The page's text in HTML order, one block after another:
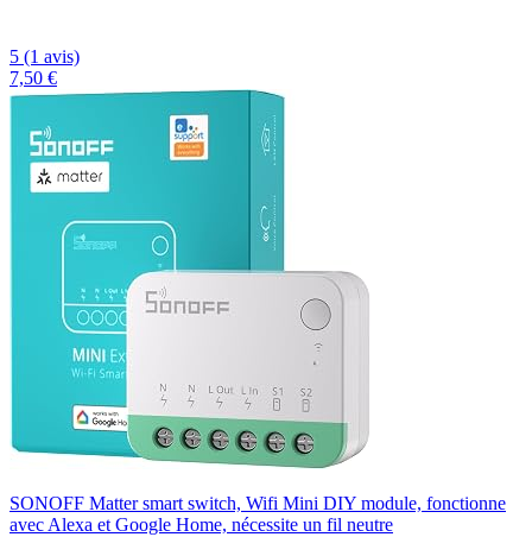
5 (1 avis)
7,50 €
SONOFF Matter smart switch, Wifi Mini DIY module, fonctionne
avec Alexa et Google Home, nécessite un fil neutre